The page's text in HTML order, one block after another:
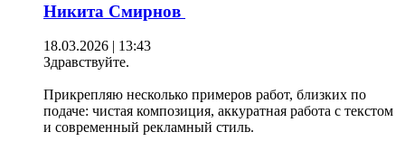
Никита Смирнов
18.03.2026 | 13:43
Здравствуйте.
Прикрепляю несколько примеров работ, близких по
подаче: чистая композиция, аккуратная работа с текстом
и современный рекламный стиль.